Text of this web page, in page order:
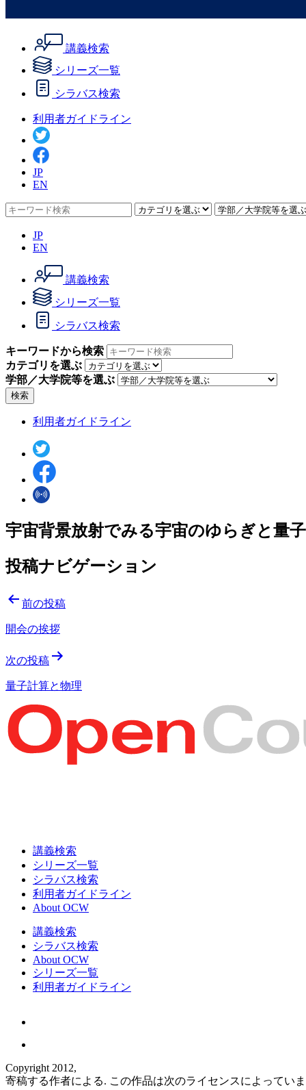
講義検索
シリーズ一覧
シラバス検索
利用者ガイドライン
JP
EN
JP
EN
講義検索
シリーズ一覧
シラバス検索
キーワードから検索
カテゴリを選ぶ
学部／大学院等を選ぶ
検索
利用者ガイドライン
宇宙背景放射でみる宇宙のゆらぎと量
投稿ナビゲーション
前の投稿
開会の挨拶
次の投稿
量子計算と物理
講義検索
シリーズ一覧
シラバス検索
利用者ガイドライン
About OCW
講義検索
シラバス検索
About OCW
シリーズ一覧
利用者ガイドライン
Copyright 2012,
寄稿する作者による. この作品は次のライセンスによってい